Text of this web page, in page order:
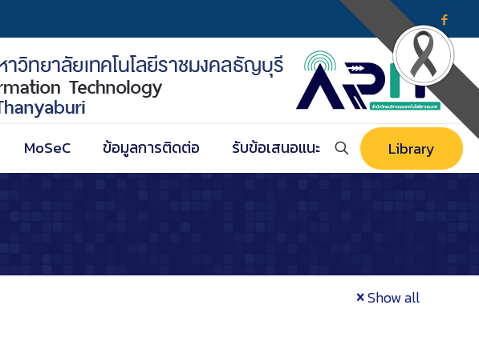
MoSeC ข้อมูลการติดต่อ รับข้อเสนอแนะ Library
Show all